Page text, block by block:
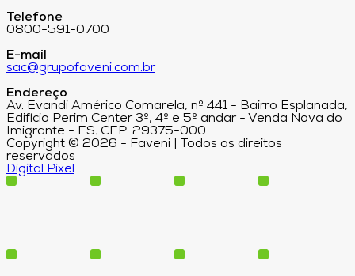
Telefone
0800-591-0700
E-mail
sac@grupofaveni.com.br
Endereço
Av. Evandi Américo Comarela, nº 441 - Bairro Esplanada,
Edifício Perim Center 3º, 4º e 5º andar - Venda Nova do
Imigrante - ES. CEP: 29375-000
Copyright © 2026 - Faveni | Todos os direitos
reservados
Digital Pixel